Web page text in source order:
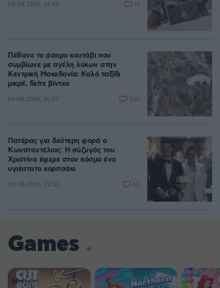
08.08.2026, 21:49 17
Πέθανε το άσπρο κουτάβι που
συμβίωνε με αγέλη λύκων στην
Κεντρική Μακεδονία: Καλό ταξίδι
μικρέ, δείτε βίντεο
06.08.2026, 16:39 266
Πατέρας για δεύτερη φορά ο
Κωνσταντέλιας: Η σύζυγός του
Χριστίνα έφερε στον κόσμο ένα
υγιέστατο κοριτσάκι
08.08.2026, 22:23 63
Games